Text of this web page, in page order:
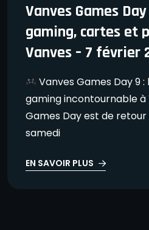
Vanves Games
gaming, cartes et
Vanves – 7 février
Vanves Games Day 9
gaming incontournable à
Games Day est de retour
samedi
EN SAVOIR PLUS